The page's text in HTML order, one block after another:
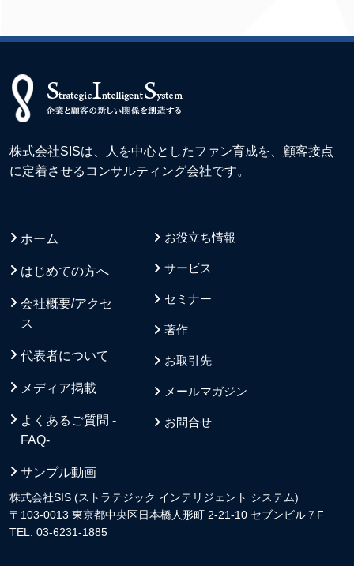
株式会社SISは、人を中心としたファン育成を、顧客接点
に定着させるコンサルティング会社です。
ホーム
はじめての方へ
会社概要/アクセ
ス
代表者について
メディア掲載
よくあるご質問 -
FAQ-
サンプル動画
お役立ち情報
サービス
セミナー
著作
お取引先
メールマガジン
お問合せ
株式会社SIS (ストラテジック インテリジェント システム)
〒103-0013 東京都中央区日本橋人形町 2-21-10 セブンビル７F
TEL. 03-6231-1885